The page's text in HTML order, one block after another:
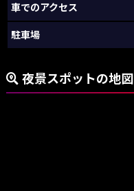
車でのアクセス
駐車場
夜景スポットの地図